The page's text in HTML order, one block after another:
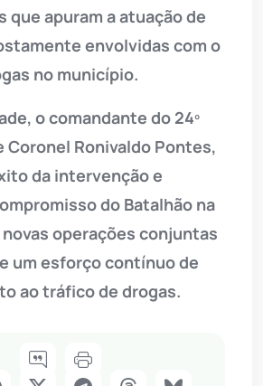
que apuram a atuação de
envolvidas com o
no município.
o comandante do 24º
Coronel Ronivaldo Pontes,
da intervenção e
do Batalhão na
operações conjuntas
um esforço contínuo de
ao tráfico de drogas.